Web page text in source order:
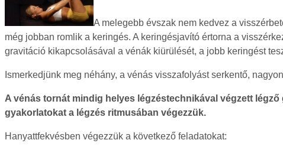
A melegebb évszak nem kedvez a
még jobban romlik a keringés. A keringésjavító értorna a
gravitáció kikapcsolásával a vénák kiürülését, a jobb keringést
Ismerkedjünk meg néhány, a vénás visszafolyást serkentő,
A vénás tornát mindig helyes légzéstechnikával végzett
gyakorlatokat a légzés ritmusában végezzük.
Hanyattfekvésben végezzük a következő feladatokat: